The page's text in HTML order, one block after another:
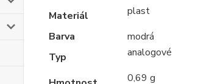
Materiál
plast
Barva
modrá
Typ
analogové
0,69 g